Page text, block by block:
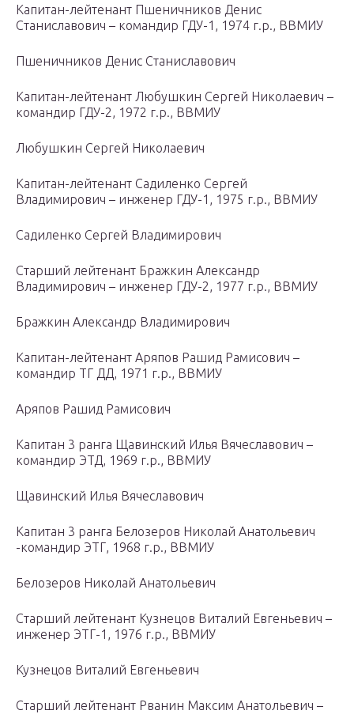
Капитан-лейтенант Пшеничников Денис
Станиславович – командир ГДУ-1, 1974 г.р., ВВМИУ
Пшеничников Денис Станиславович
Капитан-лейтенант Любушкин Сергей Николаевич –
командир ГДУ-2, 1972 г.р., ВВМИУ
Любушкин Сергей Николаевич
Капитан-лейтенант Садиленко Сергей
Владимирович – инженер ГДУ-1, 1975 г.р., ВВМИУ
Садиленко Сергей Владимирович
Старший лейтенант Бражкин Александр
Владимирович – инженер ГДУ-2, 1977 г.р., ВВМИУ
Бражкин Александр Владимирович
Капитан-лейтенант Аряпов Рашид Рамисович –
командир ТГ ДД, 1971 г.р., ВВМИУ
Аряпов Рашид Рамисович
Капитан 3 ранга Щавинский Илья Вячеславович –
командир ЭТД, 1969 г.р., ВВМИУ
Щавинский Илья Вячеславович
Капитан 3 ранга Белозеров Николай Анатольевич
-командир ЭТГ, 1968 г.р., ВВМИУ
Белозеров Николай Анатольевич
Старший лейтенант Кузнецов Виталий Евгеньевич –
инженер ЭТГ-1, 1976 г.р., ВВМИУ
Кузнецов Виталий Евгеньевич
Старший лейтенант Рванин Максим Анатольевич –